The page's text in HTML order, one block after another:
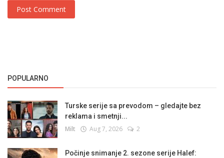
Post Comment
POPULARNO
Turske serije sa prevodom – gledajte bez
reklama i smetnji...
Milt Aug 7, 2026 2
Počinje snimanje 2. sezone serije Halef: